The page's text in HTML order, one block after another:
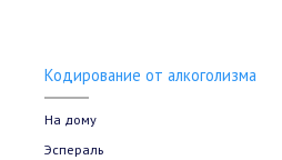
Кодирование от алкоголизма
На дому
Эспераль